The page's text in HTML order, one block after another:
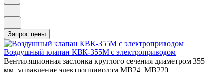
Воздушный клапан КВК-355М с электроприводом
Вентиляционная заслонка круглого сечения диаметром 355
мм, управление электроприводом МВ24, МВ220